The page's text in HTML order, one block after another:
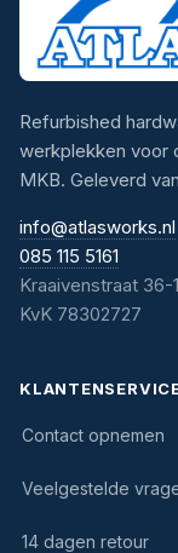
Refurbished
werkplekken voor
MKB. Geleverd
info@atlasworks.nl
085 115 5161
Kraaivenstraat 36-
KvK 78302727
Contact opnemen
Veelgestelde
14 dagen retour